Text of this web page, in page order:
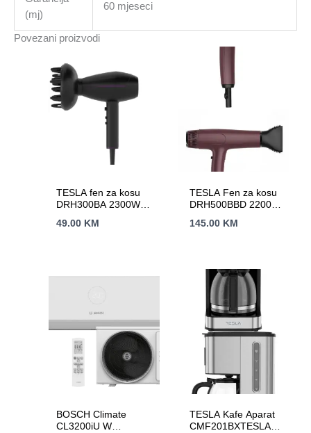
(mj)
60 mjeseci
Povezani proizvodi
TESLA fen za kosu
DRH300BA 2300W /
HAIRDRYER
49.00 KM
TESLA Fen za kosu
DRH500BBD 2200W
Bordo / LED Display
145.00 KM
BOSCH Climate
CL3200iU W
TESLA Kafe Aparat
CMF201BXTESLA